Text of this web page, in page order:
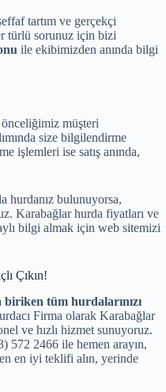
tartım ve gerçekçi
türlü sorunuz için bizi
ile ekibimizden anında bilgi
müşteri
size bilgilendirme
işlemleri ise satış anında,
hurdanız bulunuyorsa,
Karabağlar hurda fiyatları ve
bilgi almak için web sitemizi
Çıkın!
tüm hurdalarınızı
Firma olarak Karabağlar
ve hızlı hizmet sunuyoruz.
572 2466 ile hemen arayın,
en iyi teklifi alın, yerinde